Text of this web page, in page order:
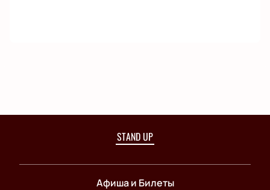
STAND UP
Афиша и Билеты